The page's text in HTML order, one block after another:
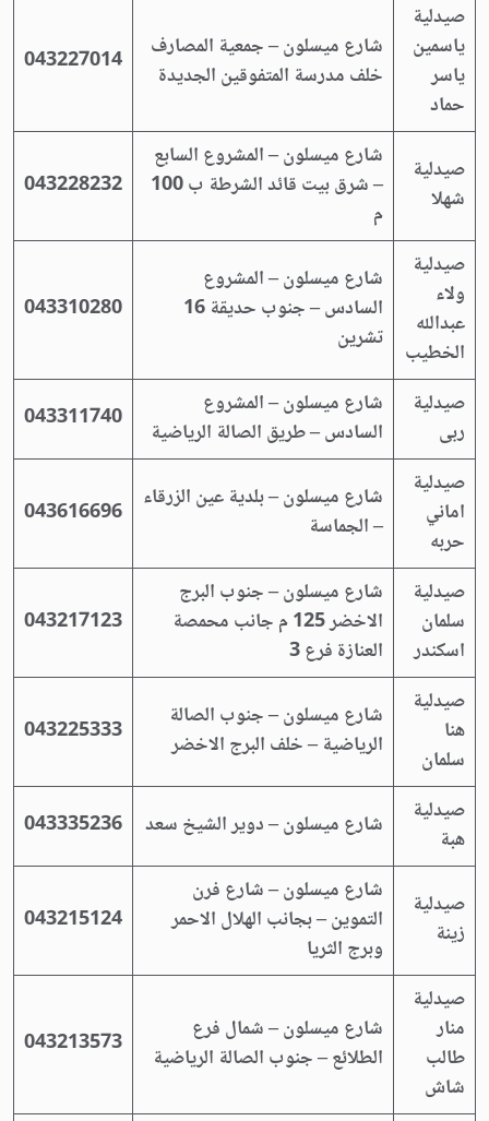
صيدلية
ياسمين
ياسر
حماد
شارع ميسلون – جمعية المصارف
خلف مدرسة المتفوقين الجديدة
043227014
صيدلية
شهلا
شارع ميسلون – المشروع السابع
– شرق بيت قائد الشرطة ب 100
م
043228232
صيدلية
ولاء
عبدالله
الخطيب
شارع ميسلون – المشروع
السادس – جنوب حديقة 16
تشرين
043310280
صيدلية
ربى
شارع ميسلون – المشروع
السادس – طريق الصالة الرياضية
043311740
صيدلية
اماني
حربه
شارع ميسلون – بلدية عين الزرقاء
– الجماسة
043616696
صيدلية
سلمان
اسكندر
شارع ميسلون – جنوب البرج
الاخضر 125 م جانب محمصة
العنازة فرع 3
043217123
صيدلية
هنا
سلمان
شارع ميسلون – جنوب الصالة
الرياضية – خلف البرج الاخضر
043225333
صيدلية
هبة
شارع ميسلون – دوير الشيخ سعد 043335236
صيدلية
زينة
شارع ميسلون – شارع فرن
التموين – بجانب الهلال الاحمر
وبرج الثريا
043215124
صيدلية
منار
طالب
شاش
شارع ميسلون – شمال فرع
الطلائع – جنوب الصالة الرياضية
043213573